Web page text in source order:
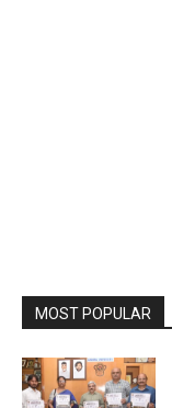
MOST POPULAR